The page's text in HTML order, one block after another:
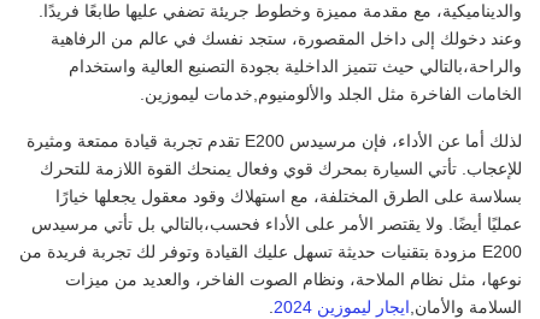
والديناميكية، مع مقدمة مميزة وخطوط جريئة تضفي عليها طابعًا فريدًا.
وعند دخولك إلى داخل المقصورة، ستجد نفسك في عالم من الرفاهية
والراحة،بالتالي حيث تتميز الداخلية بجودة التصنيع العالية واستخدام
الخامات الفاخرة مثل الجلد والألومنيوم,خدمات ليموزين.
لذلك أما عن الأداء، فإن مرسيدس E200 تقدم تجربة قيادة ممتعة ومثيرة
للإعجاب. تأتي السيارة بمحرك قوي وفعال يمنحك القوة اللازمة للتحرك
بسلاسة على الطرق المختلفة، مع استهلاك وقود معقول يجعلها خيارًا
عمليًا أيضًا. ولا يقتصر الأمر على الأداء فحسب،بالتالي بل تأتي مرسيدس
E200 مزودة بتقنيات حديثة تسهل عليك القيادة وتوفر لك تجربة فريدة من
نوعها، مثل نظام الملاحة، ونظام الصوت الفاخر، والعديد من ميزات
السلامة والأمان,ايجار ليموزين 2024 .